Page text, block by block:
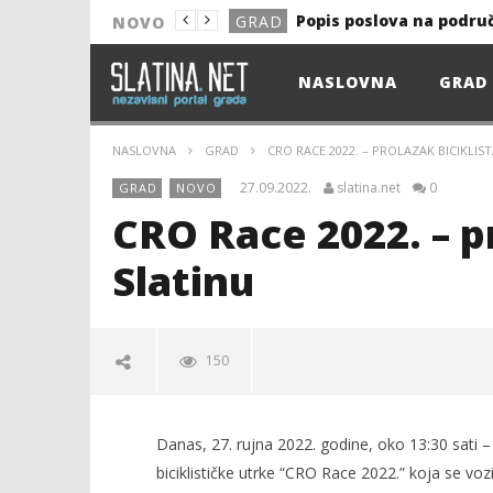
NOVO GRAD
Popis poslova na
NOVO
NOVO
KULTURA
GRAD
NASLOVNA GRAD
NASLOVNA GRAD CRO RACE 2022. – PROLAZAK
GRAD NOVO 27.09.2022. slatina.net 0
CRO Race 2022.
Slatinu
150
Danas, 27. rujna 2022. godine, oko 13:30 sati
biciklističke utrke “CRO Race 2022.” koja se